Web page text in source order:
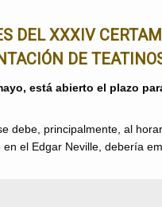
DEL XXXIV
DE
está abierto el plazo
debe, principalmente, al
el Edgar Neville, debería